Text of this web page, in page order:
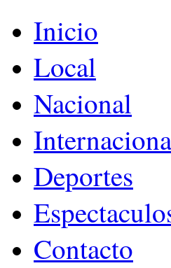
Inicio
Local
Nacional
Deportes
Contacto